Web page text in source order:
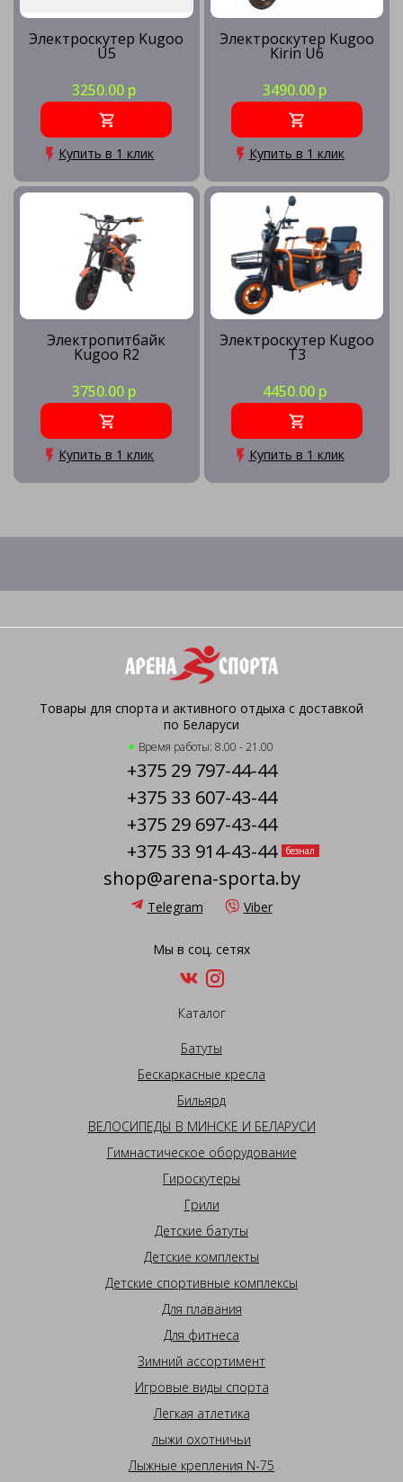
Электроскутер Kugoo
U5
3250.00 р
Купить в 1 клик
Электроскутер Kugoo
Kirin U6
3490.00 р
Купить в 1 клик
Электропитбайк
Kugoo R2
3750.00 р
Купить в 1 клик
Электроскутер Kugoo
T3
4450.00 р
Купить в 1 клик
Товары для спорта и активного отдыха с доставкой
по Беларуси
Время работы: 8.00 - 21.00
+375 29 797-44-44
+375 33 607-43-44
+375 29 697-43-44
+375 33 914-43-44
безнал
shop@arena-sporta.by
Telegram Viber
Мы в соц. сетях
Каталог
Батуты
Бескаркасные кресла
Бильярд
ВЕЛОСИПЕДЫ В МИНСКЕ И БЕЛАРУСИ
Гимнастическое оборудование
Гироскутеры
Грили
Детские батуты
Детские комплекты
Детские спортивные комплексы
Для плавания
Для фитнеса
Зимний ассортимент
Игровые виды спорта
Легкая атлетика
лыжи охотничьи
Лыжные крепления N-75